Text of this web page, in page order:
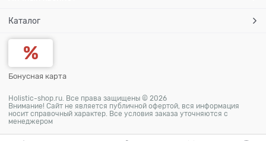
Каталог
Бонусная карта
Holistic-shop.ru. Все права защищены © 2026
Внимание! Сайт не является публичной офертой, вся информация
носит справочный характер. Все условия заказа уточняются с
менеджером